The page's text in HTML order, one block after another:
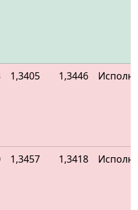
1,3405 1,3446
1,3457 1,3418